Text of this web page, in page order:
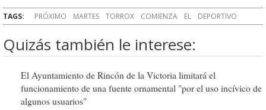
TAGS: PRÓXIMO MARTES TORROX COMIENZA EL DEPORTIVO
Quizás también le interese:
El Ayuntamiento de Rincón de la Victoria limitará el
funcionamiento de una fuente ornamental "por el uso incívico de
algunos usuarios"